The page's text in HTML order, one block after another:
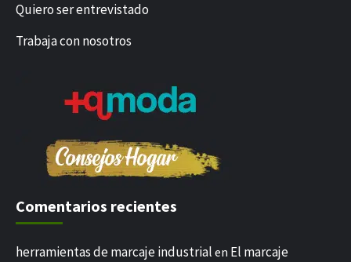
Quiero ser entrevistado
Trabaja con nosotros
Comentarios recientes
herramientas de marcaje industrial en El marcaje